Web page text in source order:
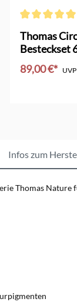
Thomas
Besteckset
Edelstahl
89,00 €* UVP
Infos zum
Thomas